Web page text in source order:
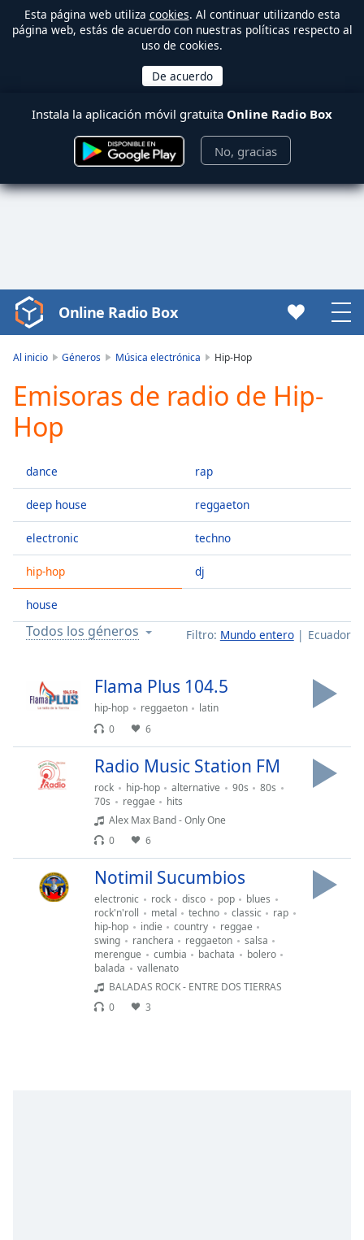
Esta página web utiliza cookies. Al continuar utilizando esta
página web, estás de acuerdo con nuestras políticas respecto al
uso de cookies.
Instala la aplicación móvil gratuita Online Radio Box
No, gracias
Video
Player
Play
Video
Play
Skip
Mute
Current
Time0:00
Duration-:-
Loaded:
0.00%
Stream
TypeLIVE
currently
behind
LIVE
Time-
Chapters
descriptions
Online Radio Box
Al inicio Géneros Música electrónica Hip-Hop
Emisoras de radio de Hip-
Hop
dance
deep house
electronic
hip-hop
house
rap
reggaeton
techno
dj
Filtro: Mundo entero Ecuador
Todos los géneros
Flama Plus 104.5
hip-hop reggaeton
latin
0
6
Radio Music Station FM
rock hip-hop alternative 90s
80s
70s
reggae
hits
Alex Max Band - Only One
0
6
Notimil Sucumbios
electronic rock disco pop
blues
rock'n'roll
metal techno classic
rap
hip-hop
indie country
reggae
swing
ranchera reggaeton
salsa
merengue
cumbia bachata
bolero
balada
vallenato
BALADAS ROCK - ENTRE DOS TIERRAS
0
3